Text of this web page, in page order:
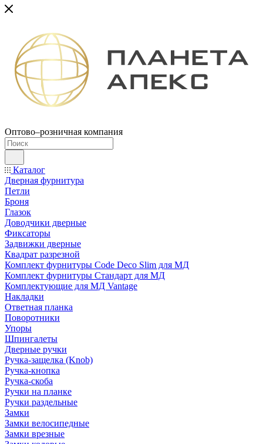
Оптово–розничная компания
Каталог
Дверная фурнитура
Петли
Броня
Глазок
Доводчики дверные
Фиксаторы
Задвижки дверные
Квадрат разрезной
Комплект фурнитуры Code Deco Slim для МД
Комплект фурнитуры Стандарт для МД
Комплектующие для МД Vantage
Накладки
Ответная планка
Поворотники
Упоры
Шпингалеты
Дверные ручки
Ручка-защелка (Knob)
Ручка-кнопка
Ручка-скоба
Ручки на планке
Ручки раздельные
Замки
Замки велосипедные
Замки врезные